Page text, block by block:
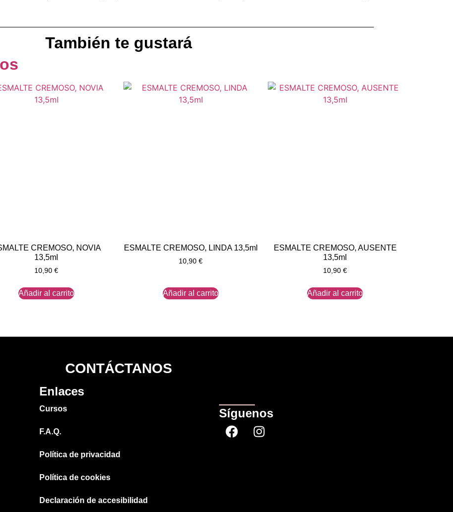
También te gustará
CREMOSO, NOVIA
13,5ml
10,90 €
Añadir al carrito
ESMALTE CREMOSO, LINDA 13,5ml
10,90 €
Añadir al carrito
ESMALTE CREMOSO, AUSENTE
13,5ml
10,90 €
Añadir al carrito
CONTÁCTANOS
Enlaces
Cursos
F.A.Q.
Política de privacidad
Política de cookies
Declaración de accesibilidad
Síguenos